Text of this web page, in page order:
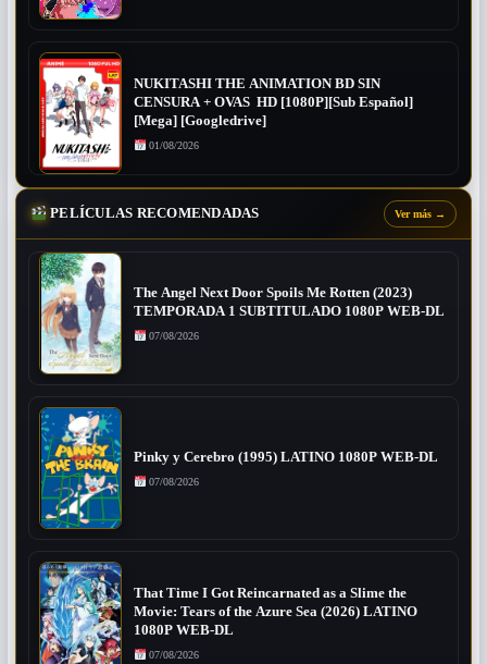
NUKITASHI THE ANIMATION BD SIN
CENSURA + OVAS HD [1080P][Sub Español]
[Mega] [Googledrive]
01/08/2026
PELÍCULAS RECOMENDADAS Ver más →
The Angel Next Door Spoils Me Rotten (2023)
TEMPORADA 1 SUBTITULADO 1080P WEB-DL
07/08/2026
Pinky y Cerebro (1995) LATINO 1080P WEB-DL
07/08/2026
That Time I Got Reincarnated as a Slime the
Movie: Tears of the Azure Sea (2026) LATINO
1080P WEB-DL
07/08/2026